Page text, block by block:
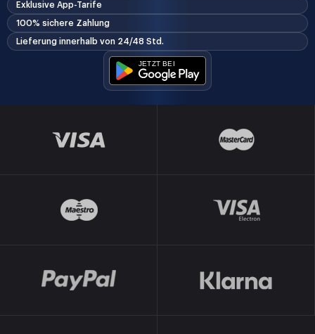
Exklusive App-Tarife
100% sichere Zahlung
Lieferung innerhalb von 24/48 Std.